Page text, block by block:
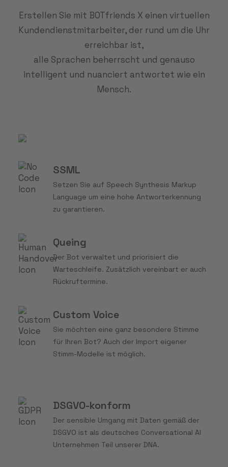
Erstellen Sie mit BOTfriends X einen virtuellen
Kundendienstmitarbeiter, der rund um die Uhr
erreichbar ist,
alle Sprachen beherrscht und genauso
intelligent und nuanciert antwortet wie ein
Mensch.
SSML
Setzen Sie auf Speech Synthesis Markup
Language um eine hohe Antworterkennung
zu garantieren.
Queing
Der Bot verwaltet und priorisiert die
Warteschleife. Zusätzlich vereinbart er auch
Rückruftermine.
Custom Voice
Sie möchten eine ganz besondere Stimme
für Ihren Bot? Auch der Import eigener
Stimm-Modelle ist möglich.
DSGVO-konform
Der sensible Umgang mit Daten gemäß der
DSGVO ist als deutsches Conversational AI
Unternehmen Teil unserer DNA.